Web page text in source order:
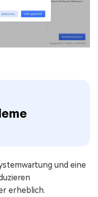
und eine
erheblich.